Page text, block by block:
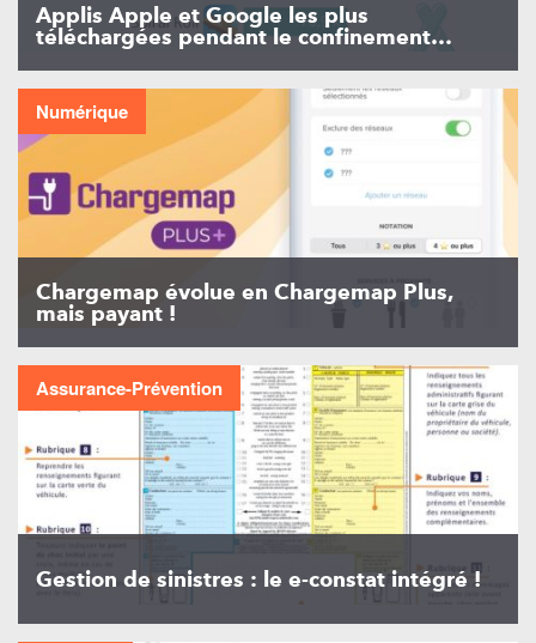
Applis Apple et Google les plus
téléchargées pendant le confinement…
Numérique
Chargemap évolue en Chargemap Plus,
mais payant !
Assurance-Prévention
Gestion de sinistres : le e-constat intégré !